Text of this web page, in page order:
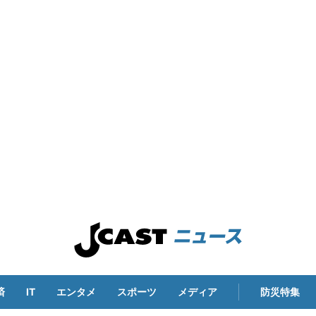
IT エンタメ スポーツ メディア 防災特集